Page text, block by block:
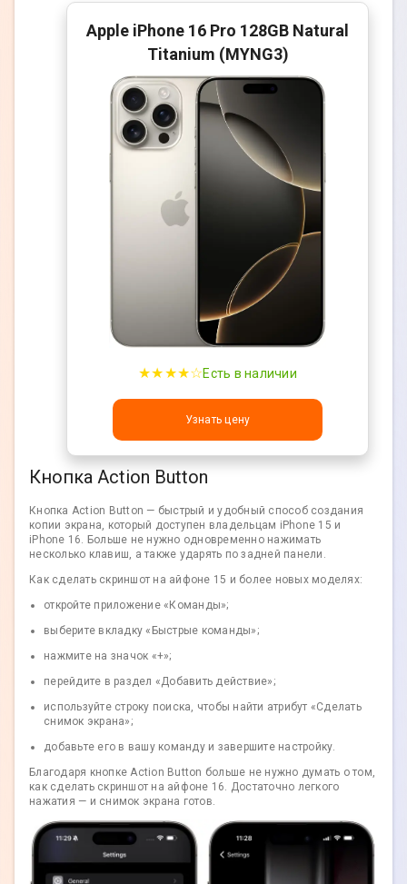
Apple iPhone 16 Pro 128GB Natural
Titanium (MYNG3)
★★★★☆Есть в наличии
Узнать цену
Кнопка Action Button
Кнопка Action Button — быстрый и удобный способ создания
копии экрана, который доступен владельцам iPhone 15 и
iPhone 16. Больше не нужно одновременно нажимать
несколько клавиш, а также ударять по задней панели.
Как сделать скриншот на айфоне 15 и более новых моделях:
откройте приложение «Команды»;
выберите вкладку «Быстрые команды»;
нажмите на значок «+»;
перейдите в раздел «Добавить действие»;
используйте строку поиска, чтобы найти атрибут «Сделать
снимок экрана»;
добавьте его в вашу команду и завершите настройку.
Благодаря кнопке Action Button больше не нужно думать о том,
как сделать скриншот на айфоне 16. Достаточно легкого
нажатия — и снимок экрана готов.